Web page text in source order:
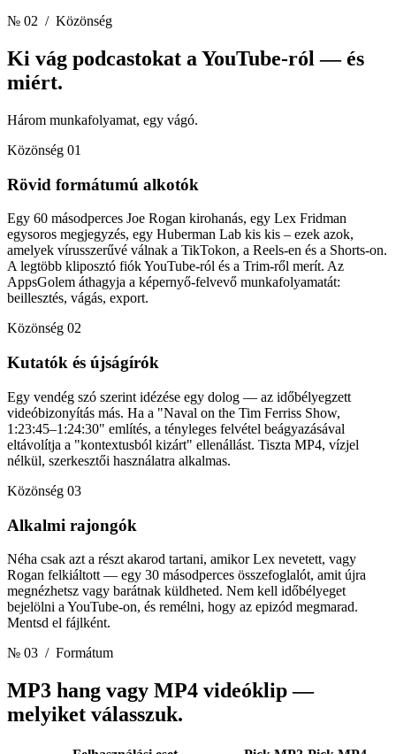
№ 02 / Közönség
Ki vág podcastokat a YouTube-ról— és
miért.
Három munkafolyamat, egy vágó.
Közönség 01
Rövid formátumú alkotók
Egy 60 másodperces Joe Rogan kirohanás, egy Lex Fridman
egysoros megjegyzés, egy Huberman Lab kis kis – ezek azok,
amelyek vírusszerűvé válnak a TikTokon, a Reels-en és a Shorts-on.
A legtöbb kliposztó fiók YouTube-ról és a Trim-ről merít. Az
AppsGolem áthagyja a képernyő-felvevő munkafolyamatát:
beillesztés, vágás, export.
Közönség 02
Kutatók és újságírók
Egy vendég szó szerint idézése egy dolog — az időbélyegzett
videóbizonyítás más. Ha a "Naval on the Tim Ferriss Show,
1:23:45–1:24:30" említés, a tényleges felvétel beágyazásával
eltávolítja a "kontextusból kizárt" ellenállást. Tiszta MP4, vízjel
nélkül, szerkesztői használatra alkalmas.
Közönség 03
Alkalmi rajongók
Néha csak azt a részt akarod tartani, amikor Lex nevetett, vagy
Rogan felkiáltott — egy 30 másodperces összefoglalót, amit újra
megnézhetsz vagy barátnak küldheted. Nem kell időbélyeget
bejelölni a YouTube-on, és remélni, hogy az epizód megmarad.
Mentsd el fájlként.
№ 03 / Formátum
MP3 hang vagy MP4 videóklip—
melyiket válasszuk.